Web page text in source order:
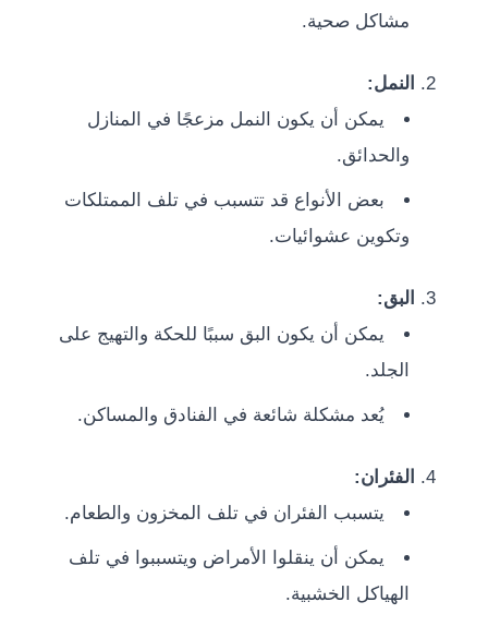
مشاكل صحية.
النمل:
يمكن أن يكون النمل مزعجًا في المنازل
والحدائق.
بعض الأنواع قد تتسبب في تلف الممتلكات
وتكوين عشوائيات.
يمكن أن يكون البق سببًا للحكة والتهيج على
يُعد مشكلة شائعة في الفنادق والمساكن.
الفئران:
يتسبب الفئران في تلف المخزون والطعام.
يمكن أن ينقلوا الأمراض ويتسببوا في تلف
الهياكل الخشبية.